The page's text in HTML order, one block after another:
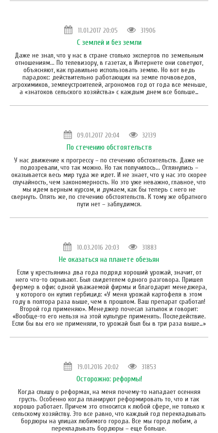
11.01.2017 20:05 31906
С землей и без земли
Даже не знал, что у нас в стране столько экспертов по земельным
отношениям... По телевизору, в газетах, в Интернете они советуют,
объясняют, как правильно использовать землю. Но вот ведь
парадокс: действительно работающих на земле почвоведов,
агрохимиков, землеустроителей, агрономов год от года все меньше,
а «знатоков сельского хозяйства» с каждым днем все больше…
09.01.2017 20:04 32139
По стечению обстоятельств
У нас движение к прогрессу – по стечению обстоятельств. Даже не
подозревали, что так можно. Но так получилось... Оглянулись –
оказывается весь мир туда же идет. И не знает, что у нас это скорее
случайность, чем закономерность. Но это уже неважно, главное, что
мы идем верным курсом, и думаем, как бы теперь с него не
свернуть. Опять же, по стечению обстоятельств. К тому же обратного
пути нет – заблудимся.
10.03.2016 20:03 31883
Не оказаться на планете обезьян
Если у крестьянина два года подряд хороший урожай, значит, от
него что-то скрывают. Был свидетелем одного разговора. Пришел
фермер в офис одной уважаемой фирмы и благодарит менеджера,
у которого он купил гербицид: «У меня урожай картофеля в этом
году в полтора раза выше, чем в прошлом. Ваш препарат сработал!
Второй год применяю». Менеджер почесал затылок и говорит:
«Вообще-то его нельзя на этой культуре применять. Последействие.
Если бы вы его не применяли, то урожай был бы в три раза выше…»
19.01.2016 20:02 31853
Осторожно: реформы!
Когда слышу о реформах, на меня почему-то нападает осенняя
грусть. Особенно когда планируют реформировать то, что и так
хорошо работает. Причем это относится к любой сфере, не только к
сельскому хозяйству. Это все равно, что каждый год перекладывать
бордюры на улицах любимого города. Все мы город любим, а
перекладывать бордюры – еще больше.